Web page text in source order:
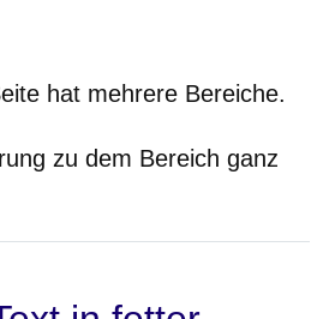
hat mehrere Bereiche.
zu dem Bereich ganz